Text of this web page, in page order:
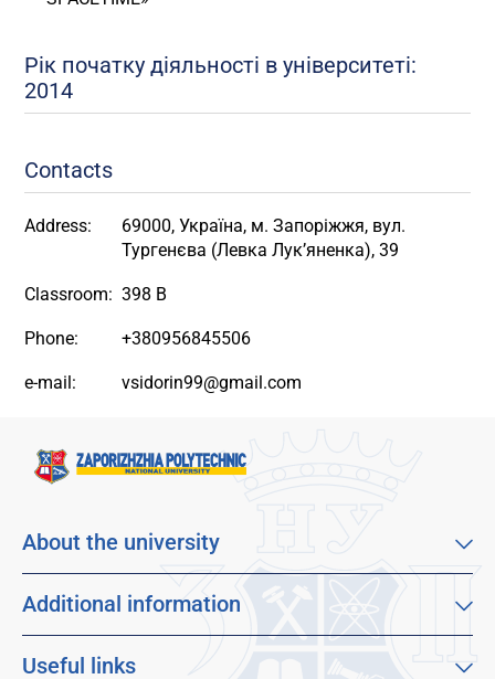
Рік початку діяльності в університеті:
2014
Contacts
Address:
69000, Україна, м. Запоріжжя, вул.
Тургенєва (Левка Лук’яненка), 39
Classroom: 398 В
Phone: +380956845506
e-mail: vsidorin99@gmail.com
About the university
Mission, vision and values
Faculties
Additional information
Distance learning
Useful links